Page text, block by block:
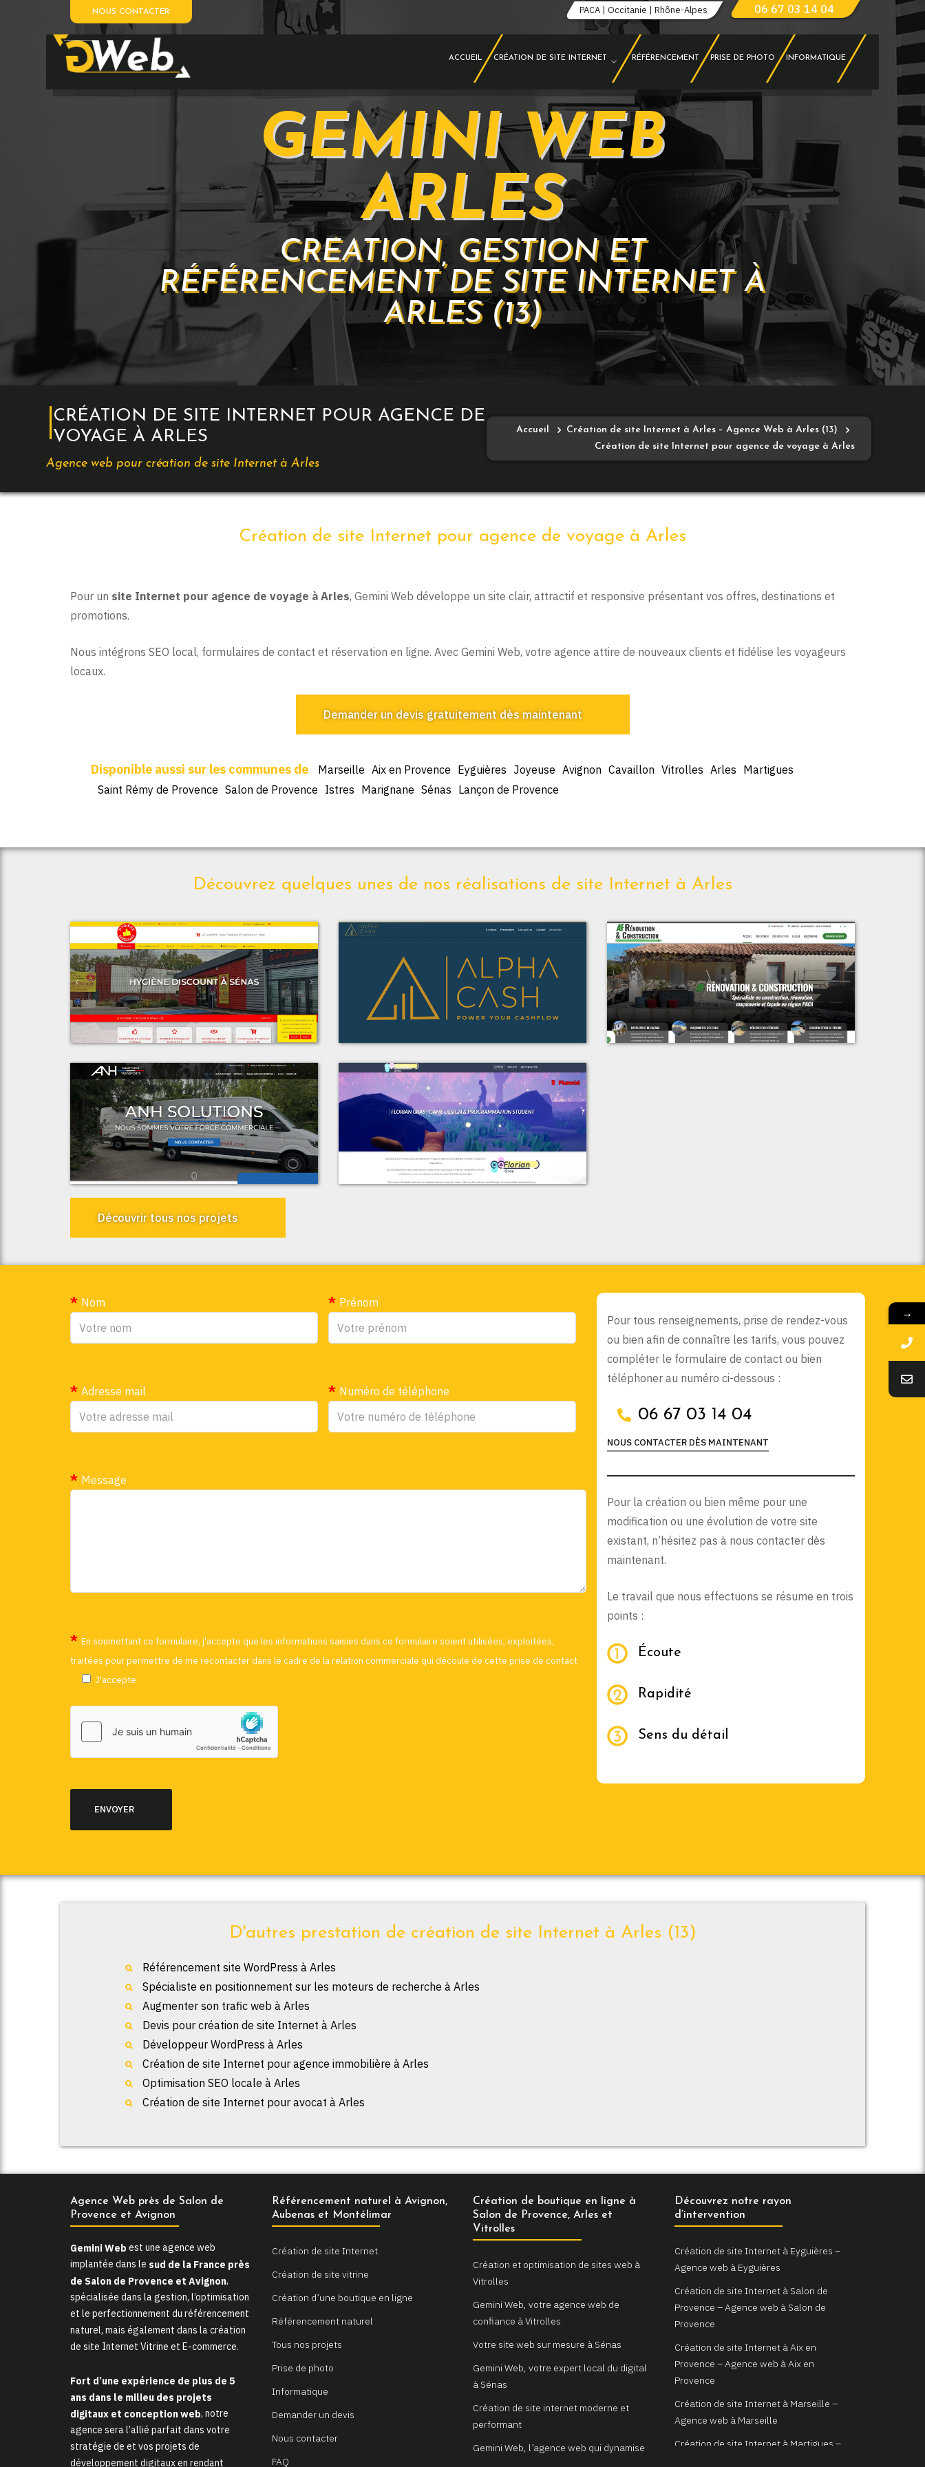
PACA | Occitanie | Rhône-Alpes 06 67 03 14 04
NOUS CONTACTER
ACCUEIL CRÉATION DE SITE INTERNET RÉFÉRENCEMENT PRISE DE PHOTO INFORMATIQUE
GEMINI WEB
ARLES
CRÉATION, GESTION ET
RÉFÉRENCEMENT DE SITE INTERNET À
ARLES (13)
CRÉATION DE SITE INTERNET POUR AGENCE DE
VOYAGE À ARLES
Agence web pour création de site Internet à Arles
Accueil
Création de site Internet à Arles – Agence Web à Arles (13)
Création de site Internet pour agence de voyage à Arles
Création de site Internet pour agence de voyage à Arles
Pour un site Internet pour agence de voyage à Arles, Gemini Web développe un site clair, attractif et responsive présentant vos offres, destinations et
promotions.
Nous intégrons SEO local, formulaires de contact et réservation en ligne. Avec Gemini Web, votre agence attire de nouveaux clients et fidélise les voyageurs
locaux.
Demander un devis gratuitement dès maintenant
Marseille Aix en Provence Eyguières Joyeuse Avignon Cavaillon Vitrolles Arles Martigues
Saint Rémy de Provence Salon de Provence Istres Marignane Sénas Lançon de Provence
Découvrez quelques unes de nos réalisations de site Internet à Arles
Voir le projet
Espace Discount
Voir le projet
Alpha Cash Consulting
Voir le projet
AF Rénovation & Construction
Voir le projet
ANH Solutions
Voir le projet
Florian Gras
Découvrir tous nos projets
Nom Prénom
Adresse mail Numéro de téléphone
Message
En soumettant ce formulaire, j'accepte que les informations saisies dans ce formulaire soient utilisées, exploitées,
traitées pour permettre de me recontacter dans le cadre de la relation commerciale qui découle de cette prise de contact
J'accepte
Pour tous renseignements, prise de rendez-vous
ou bien afin de connaître les tarifs, vous pouvez
compléter le formulaire de contact ou bien
téléphoner au numéro ci-dessous :
06 67 03 14 04
NOUS CONTACTER DÈS MAINTENANT
Pour la création ou bien même pour une
modification ou une évolution de votre site
existant, n’hésitez pas à nous contacter dès
maintenant.
Le travail que nous effectuons se résume en trois
points :
Écoute
Rapidité
Sens du détail
D'autres prestation de création de site Internet à Arles (13)
Référencement site WordPress à Arles
Spécialiste en positionnement sur les moteurs de recherche à Arles
Augmenter son trafic web à Arles
Devis pour création de site Internet à Arles
Développeur WordPress à Arles
Création de site Internet pour agence immobilière à Arles
Optimisation SEO locale à Arles
Création de site Internet pour avocat à Arles
Agence Web près de Salon de
Provence et Avignon
Gemini Web est une agence web
implantée dans le sud de la France près
de Salon de Provence et Avignon,
spécialisée dans la gestion, l’optimisation
et le perfectionnement du référencement
naturel, mais également dans la création
de site Internet Vitrine et E-commerce.
Fort d’une expérience de plus de 5
ans dans le milieu des projets
digitaux et conception web, notre
agence sera l’allié parfait dans votre
stratégie de et vos projets de
développement digitaux en rendant
Référencement naturel à Avignon,
Aubenas et Montélimar
Création de site Internet
Création de site vitrine
Création d’une boutique en ligne
Référencement naturel
Tous nos projets
Prise de photo
Informatique
Demander un devis
Nous contacter
FAQ
Création de boutique en ligne à
Salon de Provence, Arles et
Vitrolles
Création et optimisation de sites web à
Vitrolles
Gemini Web, votre agence web de
confiance à Vitrolles
Votre site web sur mesure à Sénas
Gemini Web, votre expert local du digital
à Sénas
Création de site internet moderne et
performant
Gemini Web, l’agence web qui dynamise
Découvrez notre rayon
d’intervention
Création de site Internet à Eyguières –
Agence web à Eyguières
Création de site Internet à Salon de
Provence – Agence web à Salon de
Provence
Création de site Internet à Aix en
Provence – Agence web à Aix en
Provence
Création de site Internet à Marseille –
Agence web à Marseille
Création de site Internet à Martigues –
→